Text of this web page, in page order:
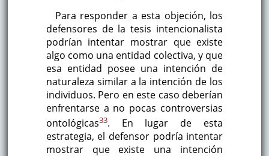
Para responder a esta objeción, los
defensores de la tesis intencionalista
podrían intentar mostrar que existe
algo como una entidad colectiva, y que
esa entidad posee una intención de
naturaleza similar a la intención de los
individuos. Pero en este caso deberían
enfrentarse a no pocas controversias
ontológicas33. En lugar de esta
estrategia, el defensor podría intentar
mostrar que existe una intención